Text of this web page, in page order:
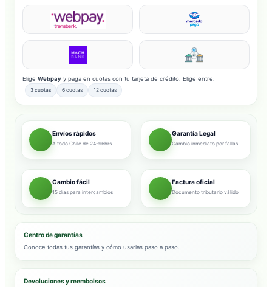
Elige Webpay y paga en cuotas con tu tarjeta de crédito. Elige entre:
3 cuotas 6 cuotas 12 cuotas
Envíos rápidos
A todo Chile de 24-96hrs
Garantía Legal
Cambio inmediato por fallas
Cambio fácil
15 días para intercambios
Factura oficial
Documento tributario válido
Centro de garantías
Conoce todas tus garantías y cómo usarlas paso a paso.
Devoluciones y reembolsos